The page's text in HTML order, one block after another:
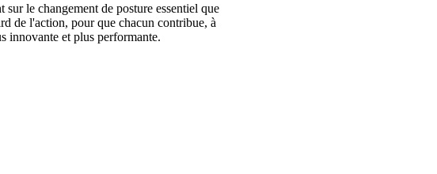
le changement de posture essentiel que
de l'action, pour que chacun contribue, à
innovante et plus performante.